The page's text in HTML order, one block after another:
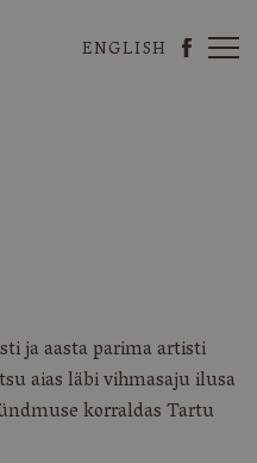
ENGLISH Kõltus
ja aasta parima artisti
aias läbi vihmasaju ilusa
korraldasTartu